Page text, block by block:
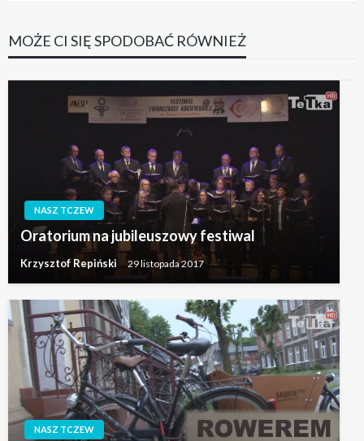
MOŻE CI SIĘ SPODOBAĆ RÓWNIEŻ
NASZ TCZEW
Oratorium na jubileuszowy festiwal
Krzysztof Repiński 29 listopada 2017
NASZ TCZEW